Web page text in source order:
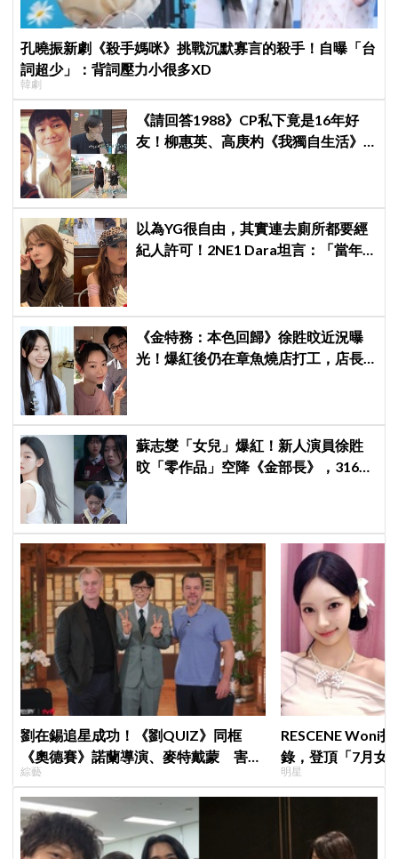
孔曉振新劇《殺手媽咪》挑戰沉默寡言的殺手！自曝「台
詞超少」：背詞壓力小很多XD
韓劇
《請回答1988》CP私下竟是16年好
友！柳惠英、高庚杓《我獨自生活》
以為YG很自由，其實連去廁所都要經
紀人許可！2NE1 Dara坦言：「當年
《金特務：本色回歸》徐貹旼近況曝
光！爆紅後仍在章魚燒店打工，店長
蘇志燮「女兒」爆紅！新人演員徐貹
旼「零作品」空降《金部長》，316萬
劉在錫追星成功！《劉QUIZ》同框
《奧德賽》諾蘭導演、麥特戴蒙 害羞
比YA幸福笑容藏不住
綜藝
RESCENE Woni
錄，登頂「7月女
榜」！魔性迷因
傳、逆襲Melon第
明星